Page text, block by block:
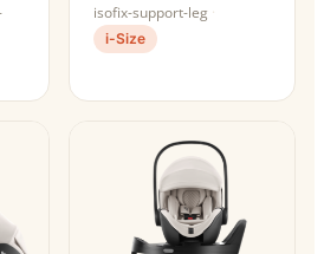
isofix-support-leg
i-Size